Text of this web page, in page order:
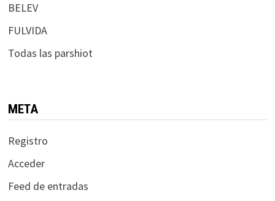
BELEV
FULVIDA
Todas las parshiot
META
Registro
Acceder
Feed de entradas